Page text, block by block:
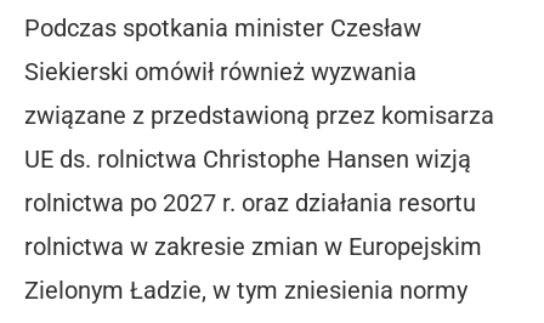
Podczas spotkania minister Czesław
Siekierski omówił również wyzwania
związane z przedstawioną przez komisarza
UE ds. rolnictwa Christophe Hansen wizją
rolnictwa po 2027 r. oraz działania resortu
rolnictwa w zakresie zmian w Europejskim
Zielonym Ładzie, w tym zniesienia normy